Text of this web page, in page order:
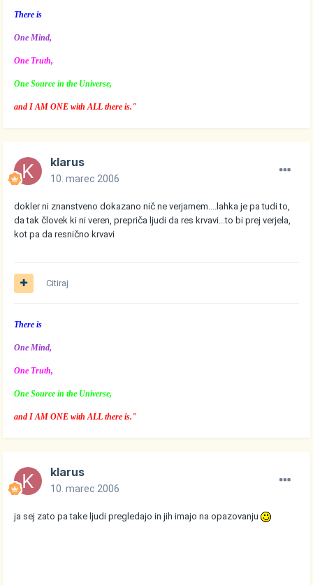
There is
One Mind,
One Truth,
One Source in the Universe,
and I AM ONE with ALL there is."
klarus
10. marec 2006
dokler ni znanstveno dokazano nič ne verjamem....lahka je pa tudi to,
da tak človek ki ni veren, prepriča ljudi da res krvavi...to bi prej verjela,
kot pa da resnično krvavi
Citiraj
There is
One Mind,
One Truth,
One Source in the Universe,
and I AM ONE with ALL there is."
klarus
10. marec 2006
ja sej zato pa take ljudi pregledajo in jih imajo na opazovanju